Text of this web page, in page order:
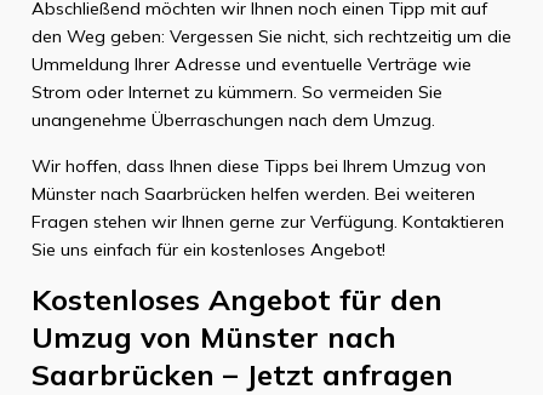
Abschließend möchten wir Ihnen noch einen Tipp mit auf
den Weg geben: Vergessen Sie nicht, sich rechtzeitig um die
Ummeldung Ihrer Adresse und eventuelle Verträge wie
Strom oder Internet zu kümmern. So vermeiden Sie
unangenehme Überraschungen nach dem Umzug.
Wir hoffen, dass Ihnen diese Tipps bei Ihrem Umzug von
Münster nach Saarbrücken helfen werden. Bei weiteren
Fragen stehen wir Ihnen gerne zur Verfügung. Kontaktieren
Sie uns einfach für ein kostenloses Angebot!
Kostenloses Angebot für den
Umzug von Münster nach
Saarbrücken – Jetzt anfragen